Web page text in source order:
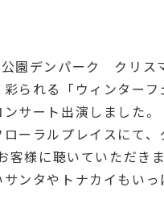
園デンパーク クリス
られる「ウィンター
サート出演しました。
ーラルプレイスにて、
様に聴いていただきま
ンタやトナカイもい